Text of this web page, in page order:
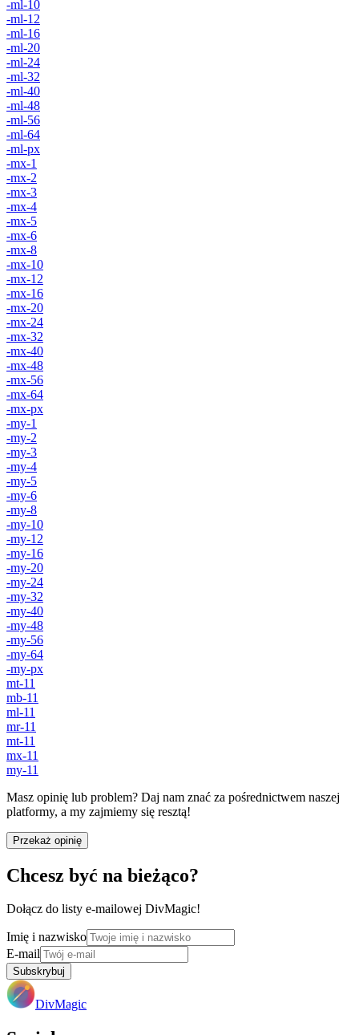
-ml-10
-ml-12
-ml-16
-ml-20
-ml-24
-ml-32
-ml-40
-ml-48
-ml-56
-ml-64
-ml-px
-mx-1
-mx-2
-mx-3
-mx-4
-mx-5
-mx-6
-mx-8
-mx-10
-mx-12
-mx-16
-mx-20
-mx-24
-mx-32
-mx-40
-mx-48
-mx-56
-mx-64
-mx-px
-my-1
-my-2
-my-3
-my-4
-my-5
-my-6
-my-8
-my-10
-my-12
-my-16
-my-20
-my-24
-my-32
-my-40
-my-48
-my-56
-my-64
-my-px
mt-11
mb-11
ml-11
mr-11
mt-11
mx-11
my-11
Masz opinię lub problem? Daj nam znać za pośrednictwem naszej
platformy, a my zajmiemy się resztą!
Przekaż opinię
Chcesz być na bieżąco?
Dołącz do listy e-mailowej DivMagic!
Imię i nazwisko
E-mail
Subskrybuj
DivMagic